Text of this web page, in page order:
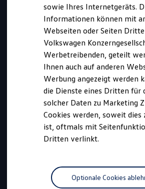
Kurz notiert
Dieses duale Studium bieten
Wolfsburg
Abschluss:Bachelor + IHK-
Benötigte Abiturnote:mind. 2,7
Bewerbungszeitraum:
01.08.2026 bis 30.04.2027
4,5 Jahre
sowie Ihres Internetgeräts.
Informationen können mit
Webseiten oder Seiten
Volkswagen
Werbetreibenden, geteilt
Ihnen auch auf anderen
Werbung angezeigt werden
die Dienste eines Dritten für
solcher Daten zu Marketing
Cookies werden, soweit dies
ist, oftmals mit
Dritten verlinkt.
Optionale Cookies